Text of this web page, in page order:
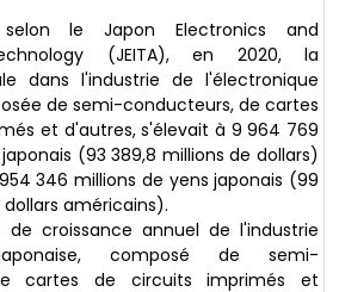
le Japon Electronics and
(JEITA), en 2020, la
dans l'industrie de l'électronique
de semi-conducteurs, de cartes
et d'autres, s'élevait à 9 964 769
(93 389,8 millions de dollars)
346 millions de yens japonais (99
dollars américains).
de croissance annuel de l'industrie
composé de semi-
cartes de circuits imprimés et